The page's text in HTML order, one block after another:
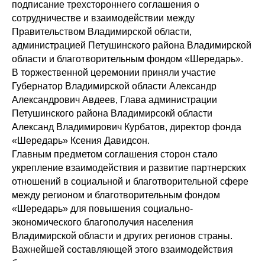
подписание трехстороннего соглашения о
сотрудничестве и взаимодействии между
Правительством Владимирской области,
администрацией Петушинского района Владимирской
области и благотворительным фондом «Шередарь».
В торжественной церемонии приняли участие
Губернатор Владимирской области Александр
Александрович Авдеев, Глава администрации
Петушинского района Владимирсокй области
Александ Владимирович Курбатов, директор фонда
«Шередарь» Ксения Давидсон.
Главным предметом соглашения сторон стало
укрепление взаимодействия и развитие партнерских
отношений в социальной и благотворительной сфере
между регионом и благотворительным фондом
«Шередарь» для повышения социально-
экономического благополучия населения
Владимирской области и других регионов страны.
Важнейшей составляющей этого взаимодействия